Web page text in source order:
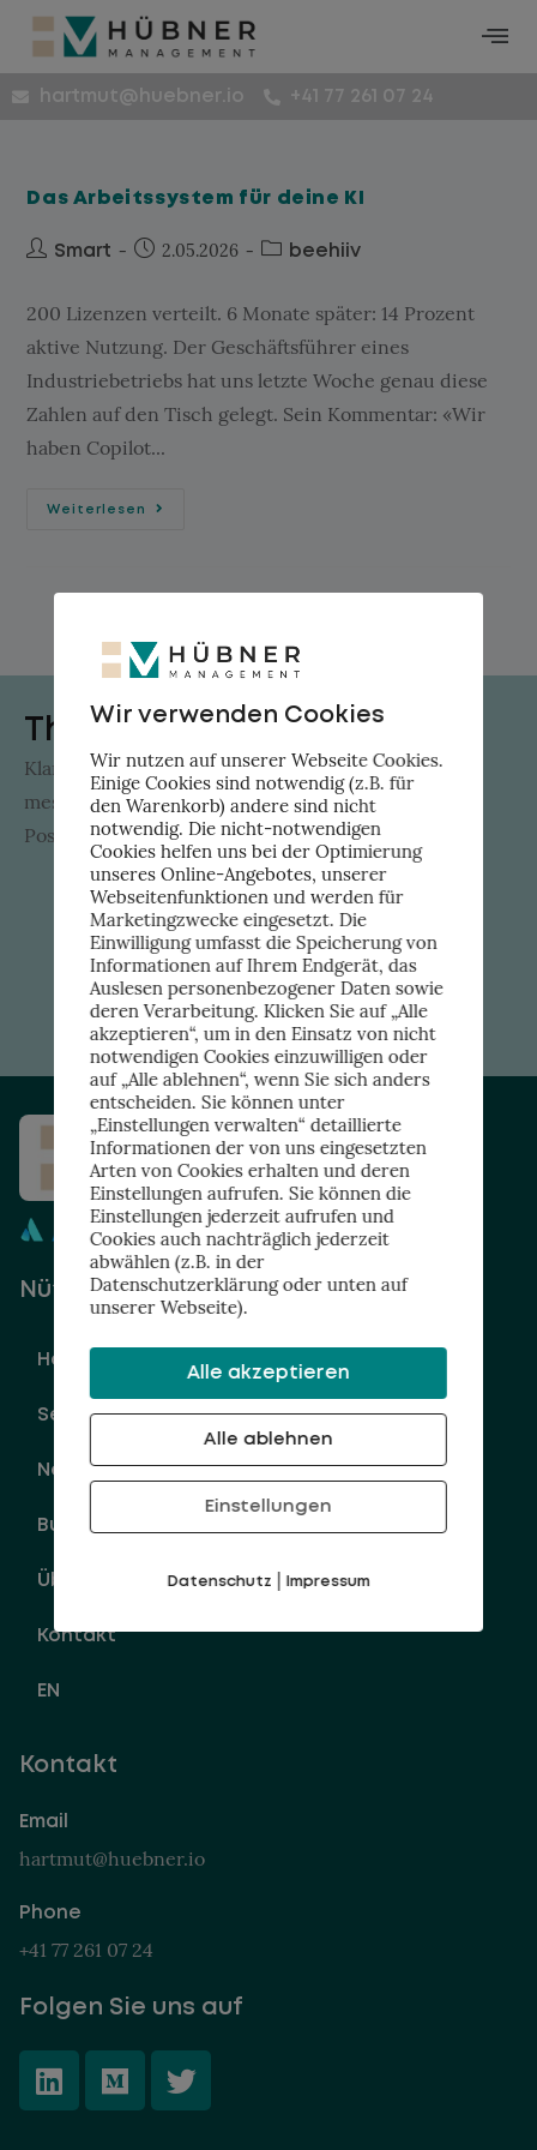
hartmut@huebner.io +41 77 261 07 24
Das Arbeitssystem für deine KI
Smart 2.05.2026 beehiiv
200 Lizenzen verteilt. 6 Monate später: 14 Prozent
aktive Nutzung. Der Geschäftsführer eines
Industriebetriebs hat uns letzte Woche genau diese
Zahlen auf den Tisch gelegt. Sein Kommentar: «Wir
haben Copilot...
Weiterlesen
The Flow Factor
Klare Lösungen statt Hype: KI-Innovation, die KMU
messbar weiterbringt. Jede Woche direkt in dein
Postfach.
Nützliche Links
Home
Services
Newsletter
Buch
Über
Kontakt
EN
Kontakt
Email
hartmut@huebner.io
Phone
+41 77 261 07 24
Folgen Sie uns auf
Wir verwenden Cookies
Wir nutzen auf unserer Webseite Cookies.
Einige Cookies sind notwendig (z.B. für
den Warenkorb) andere sind nicht
notwendig. Die nicht-notwendigen
Cookies helfen uns bei der Optimierung
unseres Online-Angebotes, unserer
Webseitenfunktionen und werden für
Marketingzwecke eingesetzt. Die
Einwilligung umfasst die Speicherung von
Informationen auf Ihrem Endgerät, das
Auslesen personenbezogener Daten sowie
deren Verarbeitung. Klicken Sie auf „Alle
akzeptieren“, um in den Einsatz von nicht
notwendigen Cookies einzuwilligen oder
auf „Alle ablehnen“, wenn Sie sich anders
entscheiden. Sie können unter
„Einstellungen verwalten“ detaillierte
Informationen der von uns eingesetzten
Arten von Cookies erhalten und deren
Einstellungen aufrufen. Sie können die
Einstellungen jederzeit aufrufen und
Cookies auch nachträglich jederzeit
abwählen (z.B. in der
Datenschutzerklärung oder unten auf
unserer Webseite).
Alle akzeptieren
Alle ablehnen
Einstellungen
Datenschutz | Impressum